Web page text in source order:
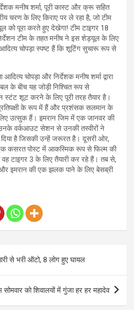
मनीष शर्मा, पूरी कास्ट और क्रू सहित
चरण के लिए किराए पर ले रहा है, जो टीम
को पूरा करते हुए देखेगा! टीम टाइगर 18
टीम के तहत मनीष ने इस शेड्यूल के लिए
चोपड़ा स्पष्ट हैं कि शूटिंग सुचारू रूप से
चोपड़ा और निर्देशक मनीष शर्मा द्वारा
के बीच यह जोड़ी निश्चित रूप से
स्टंट शूट करने के लिए पूरी तरह तैयार है।
प्रतिपक्षी के रूप में हैं और प्रशंसक सलमान के
उत्सुक हैं। इमरान जिम में एक जानवर की
वर्कआउट सेशन से उनकी तस्वीरों ने
है जिसकी उन्हें जरूरत है। दूसरी ओर,
कसरत पोस्ट में आकस्मिक रूप से फिल्म की
वह टाइगर 3 के लिए तैयारी कर रहे हैं। तब से,
इमरान की एक झलक पाने के लिए बेसब्री
से भरी ऑटो, 8 लोग हुए घायल
सोमवार को शिवालयों में गुंजा हर हर महादेव